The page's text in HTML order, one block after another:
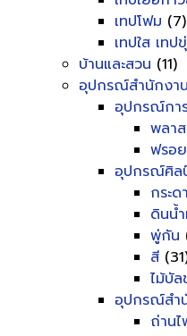
เทปโฟม (7)
เทปใส เทป
บ้านและสวน (11)
อุปกรณ์สำนักงาน
อุปกรณ์กา
พลา
ฟรอย
อุปกรณ์ศิล
กระ
ดินน้
พู่กัน
สี
ไม้บัล
อุปกรณ์สำ
ถ่าน